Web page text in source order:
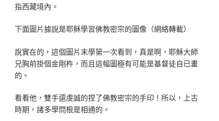
指西藏境內。
下面圖片據說是耶稣學習佛教密宗的圖像（網絡轉載）
說實在的，這個圖片末學第一次看到，真是啊，耶稣大師
兄胸前掛個金剛杵，而且這幅圖極有可能是基督徒自已畫
的。
看看他，雙手還虔誠的捏了佛教密宗的手印！所以，上古
時期，諸多學問根是相通的。